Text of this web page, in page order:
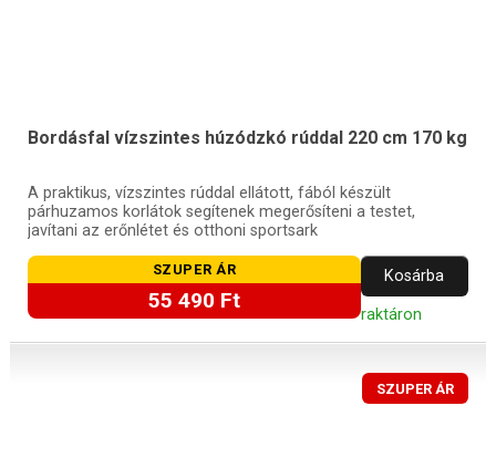
Bordásfal vízszintes húzódzkó rúddal 220 cm 170 kg
A praktikus, vízszintes rúddal ellátott, fából készült
párhuzamos korlátok segítenek megerősíteni a testet,
javítani az erőnlétet és otthoni sportsark
SZUPER ÁR
55 490 Ft
Kosárba
raktáron
SZUPER ÁR